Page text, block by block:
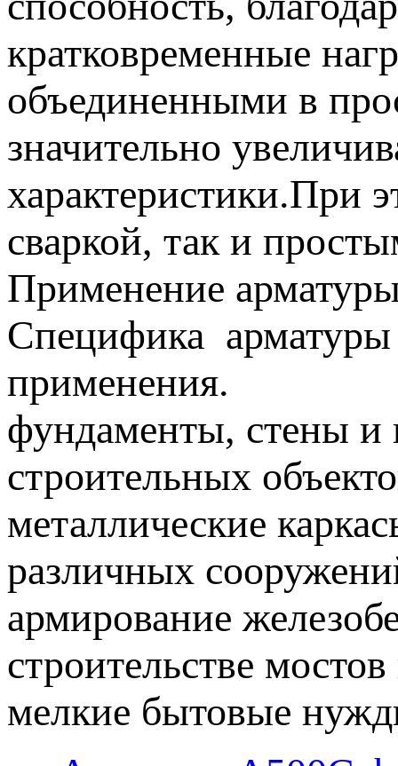
кратковременные
объединенными в
значительно
характеристики.При
сваркой, так и
Применение
Специфика арматуры
применения.
фундаменты, стены и
строительных
металлические
различных
армирование
строительстве
мелкие бытовые